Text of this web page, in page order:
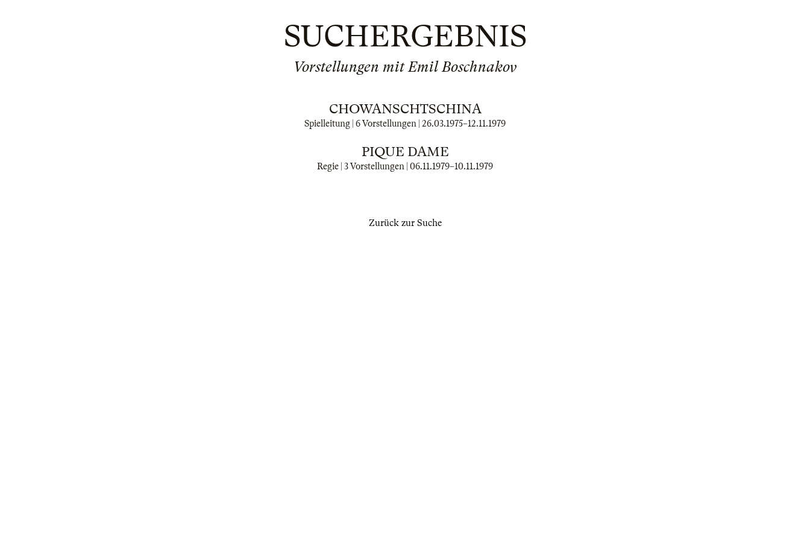
SUCHERGEBNIS
Vorstellungen mit Emil Boschnakov
CHOWANSCHTSCHINA
Spielleitung | 6 Vorstellungen | 26.03.1975–12.11.1979
PIQUE DAME
Regie | 3 Vorstellungen | 06.11.1979–10.11.1979
Zurück zur Suche